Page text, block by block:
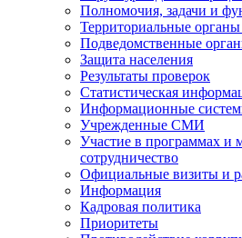
Полномочия, задачи и
Территориальные органы
Подведомственные
Защита населения
Результаты проверок
Статистическая
Информационные
Учрежденные СМИ
Участие в программах и
сотрудничество
Официальные визиты и
Информация
Кадровая политика
Приоритеты